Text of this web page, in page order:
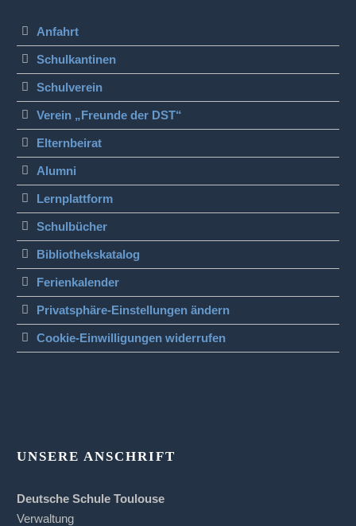
Anfahrt
Schulkantinen
Schulverein
Verein „Freunde der DST“
Elternbeirat
Alumni
Lernplattform
Schulbücher
Bibliothekskatalog
Ferienkalender
Privatsphäre-Einstellungen ändern
Cookie-Einwilligungen widerrufen
UNSERE ANSCHRIFT
Deutsche Schule Toulouse
Verwaltung